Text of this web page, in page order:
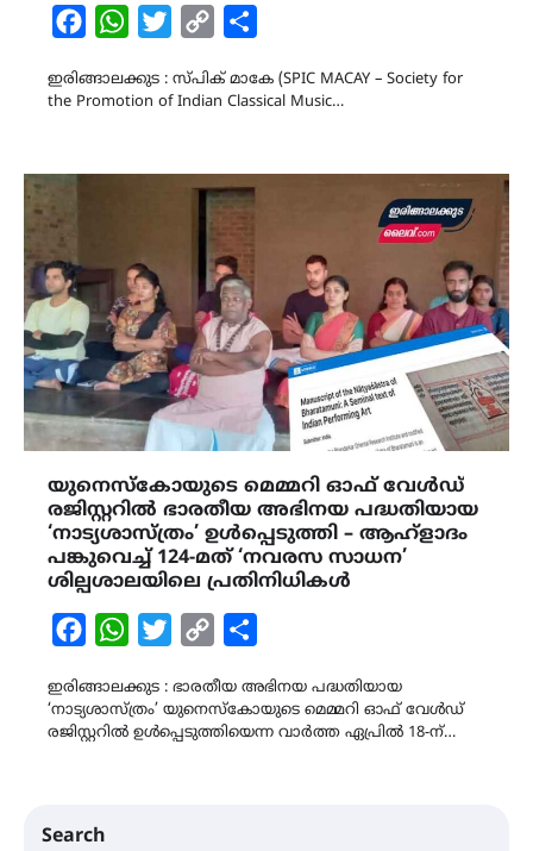
FacebookWhatsAppTwitterCopy
ഇരിങ്ങാലക്കുട : സ്പിക് മാകേ (SPIC MACAY – Society for
the Promotion of Indian Classical Music…
യുനെസ്കോയുടെ മെമ്മറി ഓഫ് വേൾഡ്
രജിസ്റ്ററിൽ ഭാരതീയ അഭിനയ പദ്ധതിയായ
‘നാട്യശാസ്ത്രം’ ഉൾപ്പെടുത്തി – ആഹ്ളാദം
പങ്കുവെച്ച് 124-മത് ‘നവരസ സാധന’
ശില്പശാലയിലെ പ്രതിനിധികൾ
FacebookWhatsAppTwitterCopy
ഇരിങ്ങാലക്കുട : ഭാരതീയ അഭിനയ പദ്ധതിയായ
‘നാട്യശാസ്ത്രം’ യുനെസ്കോയുടെ മെമ്മറി ഓഫ് വേൾഡ്
രജിസ്റ്ററിൽ ഉൾപ്പെടുത്തിയെന്ന വാർത്ത ഏപ്രിൽ 18-ന്…
Search